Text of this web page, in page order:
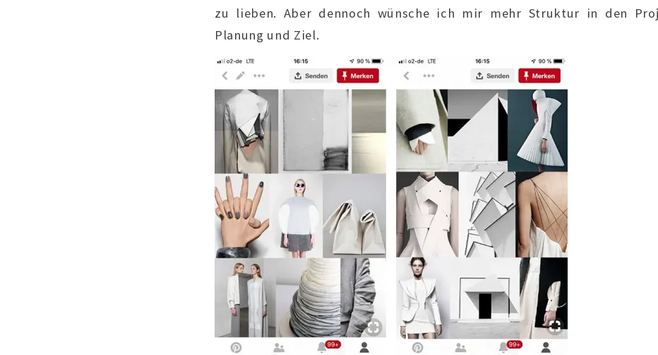
zu lieben. Aber dennoch wünsche ich mir mehr Struktur in den
Planung und Ziel.